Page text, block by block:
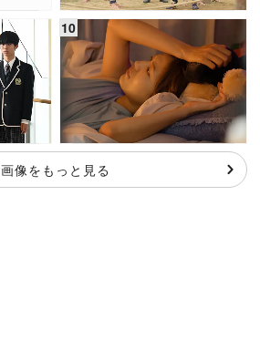
画像をもっと見る